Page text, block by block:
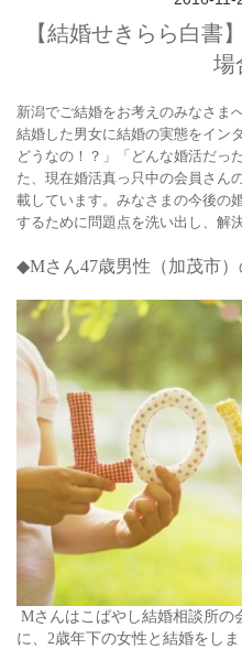
【結婚せきらら白書
新潟でご結婚をお考えのみなさま
結婚した男女に結婚の実態をイン
どうなの！？」「どんな婚活だっ
た、現在婚活真っ只中の会員さん
載しています。みなさまの今後の
するために問題点を洗い出し、解
◆Mさん47歳男性（加茂市
Mさんはこばやし結婚相談所の
に、2歳年下の女性と結婚をしま